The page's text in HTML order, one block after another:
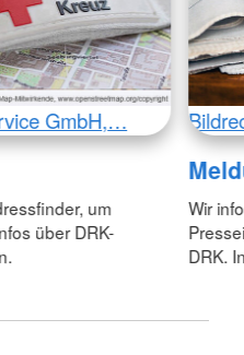
GmbH,…
um
über DRK-
Wir
DRK.